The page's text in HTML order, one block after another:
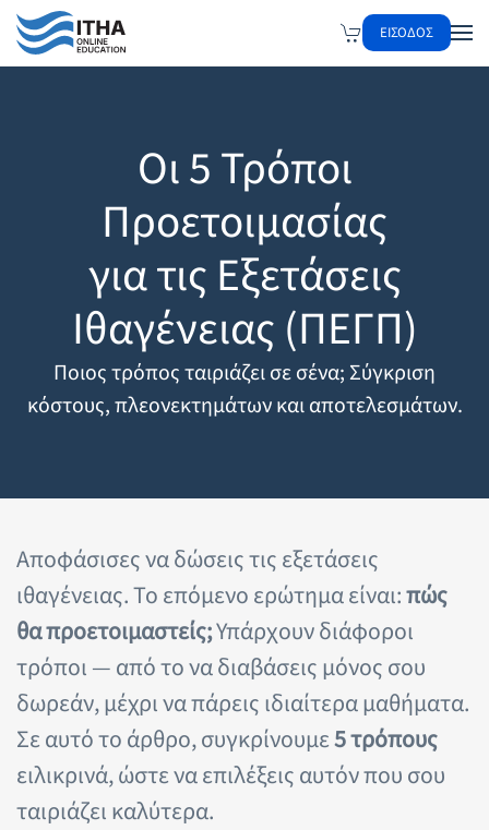
Skip to main content
ΕΙΣΟΔΟΣ
Οι 5 Τρόποι
Προετοιμασίας
για τις Εξετάσεις
Ιθαγένειας (ΠΕΓΠ)
Ποιος τρόπος ταιριάζει σε σένα; Σύγκριση
κόστους, πλεονεκτημάτων και αποτελεσμάτων.
Αποφάσισες να δώσεις τις εξετάσεις
ιθαγένειας. Το επόμενο ερώτημα είναι:πώς
θα προετοιμαστείς;Υπάρχουν διάφοροι
τρόποι — από το να διαβάσεις μόνος σου
δωρεάν, μέχρι να πάρεις ιδιαίτερα μαθήματα.
Σε αυτό το άρθρο, συγκρίνουμε5 τρόπους
ειλικρινά, ώστε να επιλέξεις αυτόν που σου
ταιριάζει καλύτερα.